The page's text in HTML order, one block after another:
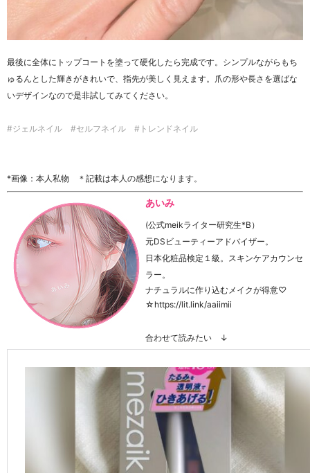
最後に全体にトップコートを塗って硬化したら完成です。シンプルながらもち
ゅるんとした輝きがきれいで、指先が美しく見えます。爪の形や長さを選ばな
いデザインなので是非試してみてください。
#ジェルネイル #セルフネイル #トレンドネイル
*画像：本人私物 ＊記載は本人の感想になります。
あいみ
(公式meikライター研究生*B）
元DSビューティーアドバイザー。
日本化粧品検定１級。スキンケアカウンセ
ラー。
ナチュラルに作り込むメイクが得意♡
☆https://lit.link/aaiimii
合わせて読みたい ↓